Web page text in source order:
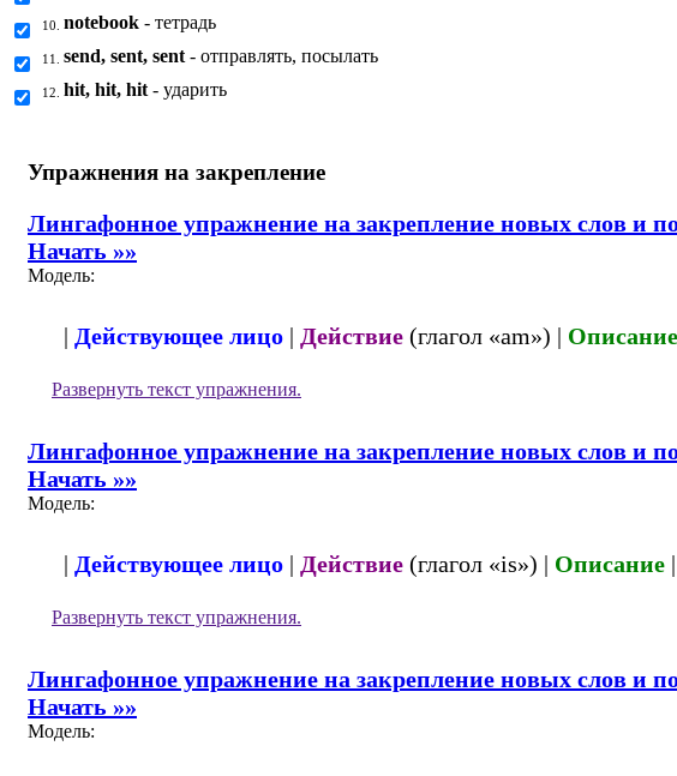
10. notebook - тетрадь
11. send, sent, sent - отправлять, посылать
12. hit, hit, hit - ударить
Упражнения на закрепление
Лингафонное упражнение на закрепление новых слов и
Начать »»
Модель:
| Действующее лицо | Действие (глагол «am») | Описание
Развернуть текст упражнения.
Лингафонное упражнение на закрепление новых слов и
Начать »»
Модель:
| Действующее лицо | Действие (глагол «is») | Описание |
Развернуть текст упражнения.
Лингафонное упражнение на закрепление новых слов и
Начать »»
Модель: